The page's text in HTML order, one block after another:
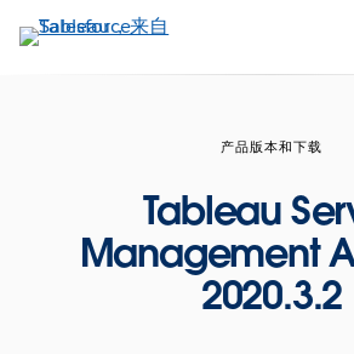
转
产品版本和下载
Tableau
Management
2020.3.2